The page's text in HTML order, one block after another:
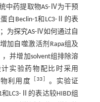
中药提取物AS-Ⅳ为干预
白Beclin-1和LC3-Ⅱ的表
为探究AS-Ⅳ如何通过自
加自噬激活剂Rapa组及
，并增加solvent组排除溶
实验药物配比时采用
利用度
33
。实验证
LC3-Ⅱ的表达较HIBD组